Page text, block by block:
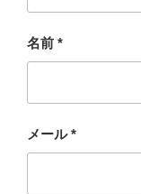
名前 *
メール*